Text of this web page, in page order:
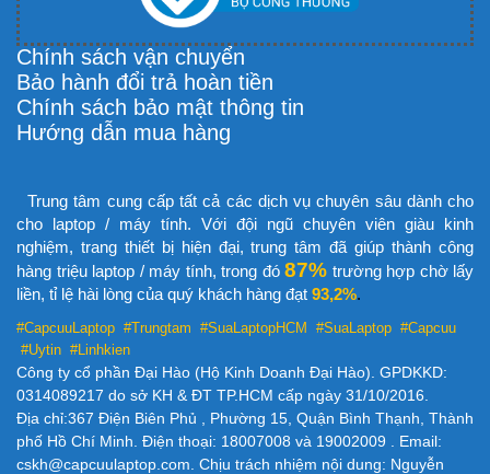
Chính sách vận chuyển
Bảo hành đổi trả hoàn tiền
Chính sách bảo mật thông tin
Hướng dẫn mua hàng
Trung tâm cung cấp tất cả các dịch vụ chuyên sâu dành cho
cho laptop / máy tính. Với đội ngũ chuyên viên giàu kinh
nghiệm, trang thiết bị hiện đại, trung tâm đã giúp thành công
hàng triệu laptop / máy tính, trong đó 87% trường hợp chờ lấy
liền, tỉ lệ hài lòng của quý khách hàng đạt 93,2%.
#CapcuuLaptop #Trungtam #SuaLaptopHCM
#SuaLaptop #Capcuu
#Uytin #Linhkien
Công ty cổ phần Đại Hào (Hộ Kinh Doanh Đại Hào). GPDKKD:
0314089217 do sở KH & ĐT TP.HCM cấp ngày 31/10/2016.
Địa chỉ:367 Điện Biên Phủ , Phường 15, Quận Bình Thạnh, Thành
phố Hồ Chí Minh. Điện thoại: 18007008 và 19002009 . Email:
cskh@capcuulaptop.com. Chịu trách nhiệm nội dung: Nguyễn